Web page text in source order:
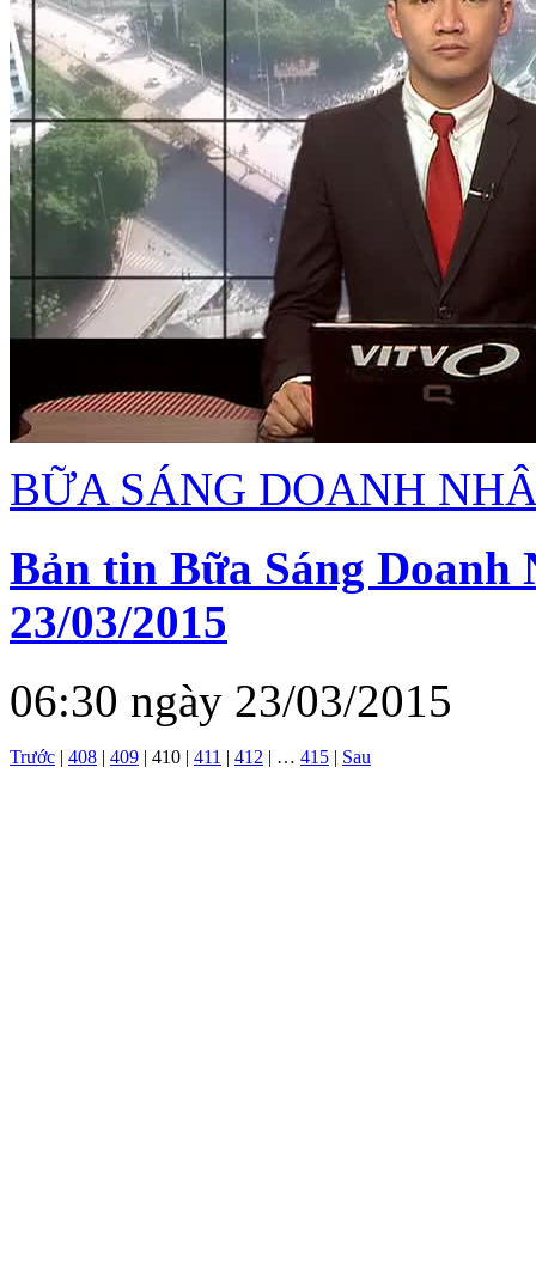
BỮA SÁNG DOANH
Bản tin Bữa Sáng Doanh
23/03/2015
06:30 ngày 23/03/2015
Trước | 408 | 409 | 410 | 411 | 412 | … 415 | Sau